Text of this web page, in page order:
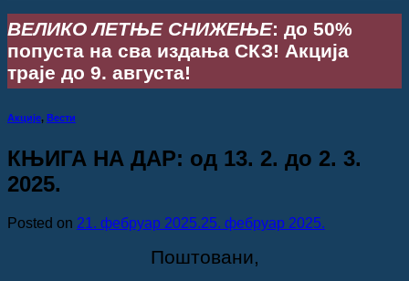
ВЕЛИКО ЛЕТЊЕ СНИЖЕЊЕ: до 50%
попуста на сва издања СКЗ! Акција
траје до 9. августа!
Акције, Вести
КЊИГА НА ДАР: од 13. 2. до 2. 3.
2025.
Posted on 21. фебруар 2025.25. фебруар 2025.
Поштовани,